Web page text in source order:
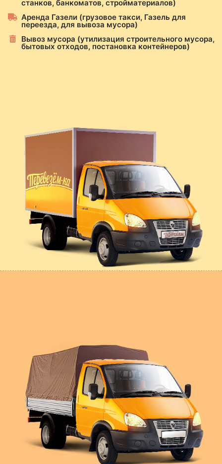
станков, банкоматов, стройматериалов)
Аренда Газели (грузовое такси, Газель для
переезда, для вывоза мусора)
Вывоз мусора (утилизация строительного мусора,
бытовых отходов, постановка контейнеров)